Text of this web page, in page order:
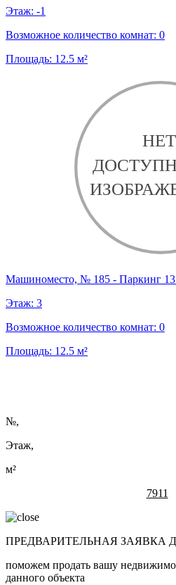
Этаж: -1
Возможное количество комнат: 0
Площадь: 12.5 м²
Машиноместо, № 185 - Паркинг
Этаж: 3
Возможное количество комнат: 0
Площадь: 12.5 м²
№,
Этаж,
м²
7911
ПРЕДВАРИТЕЛЬНАЯ ЗАЯВКА
поможем продать вашу
данного объекта